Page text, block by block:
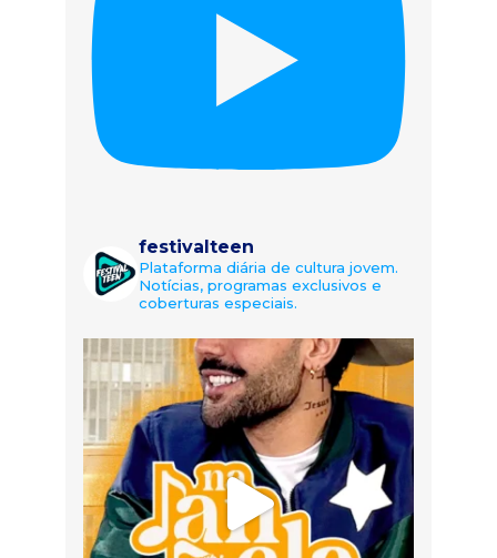
festivalteen
Plataforma diária de cultura jovem.
Notícias, programas exclusivos e
coberturas especiais.